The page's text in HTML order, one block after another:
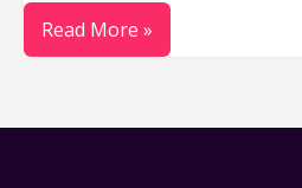
Read More »